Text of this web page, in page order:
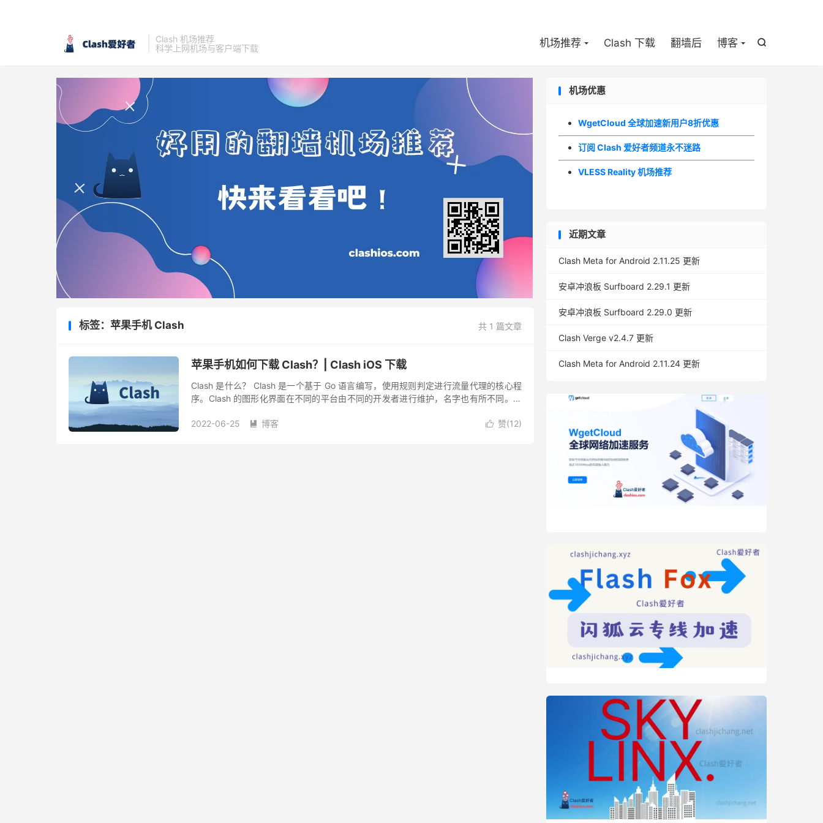
Clash 机场推荐
科学上网机场与客户端下载

机场推荐 Clash 下载 翻墙后 博客
共 1 篇文章
标签：苹果手机 Clash
苹果手机如何下载 Clash？| Clash iOS 下载
Clash 是什么？ Clash 是一个基于 Go 语言编写，使用规则判定进行流量代理的核心程
序。Clash 的图形化界面在不同的平台由不同的开发者进行维护，名字也有所不同。比
 赞(12)
2022-06-25  博客
机场优惠
WgetCloud 全球加速新用户8折优惠
订阅 Clash 爱好者频道永不迷路
VLESS Reality 机场推荐
近期文章
Clash Meta for Android 2.11.25 更新
安卓冲浪板 Surfboard 2.29.1 更新
安卓冲浪板 Surfboard 2.29.0 更新
Clash Verge v2.4.7 更新
Clash Meta for Android 2.11.24 更新